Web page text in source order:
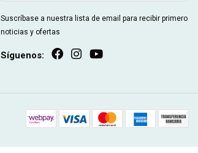
Suscríbase a nuestra lista de email para recibir primero
noticias y ofertas
Síguenos: